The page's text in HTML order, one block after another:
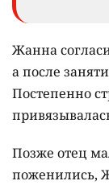
Жанна
а после
Постепенно
Позже отец
поженились,